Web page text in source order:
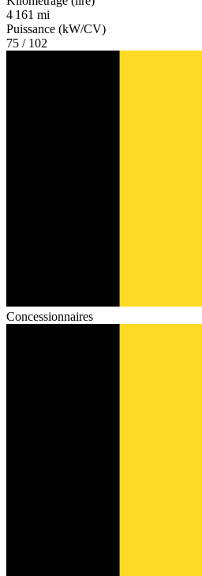
4 161 mi
Puissance (kW/CV)
75 / 102
Concessionnaires